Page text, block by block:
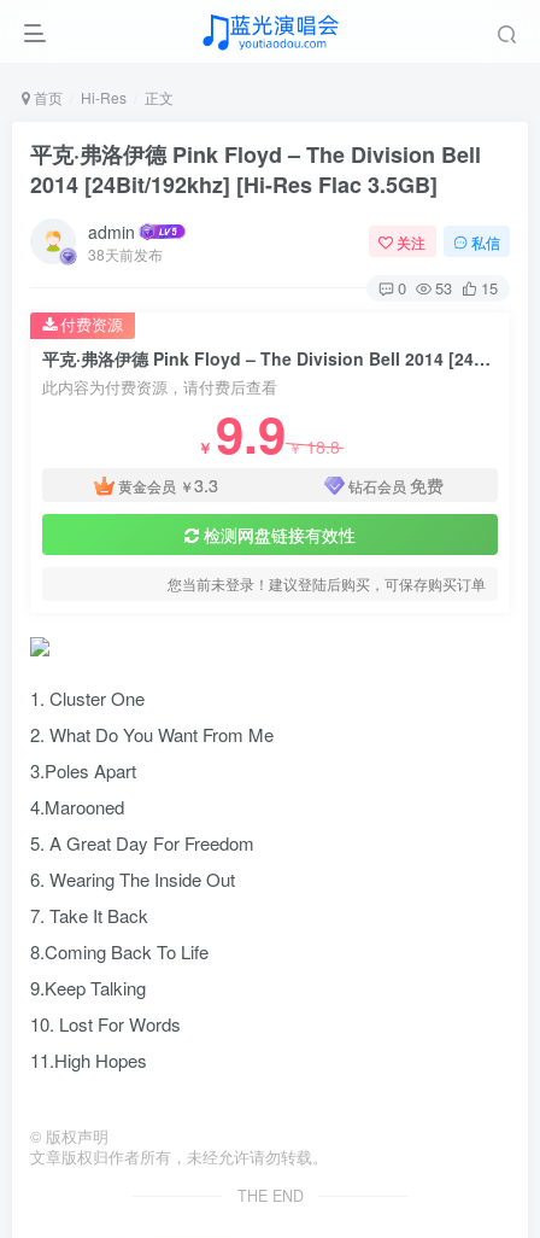
首页 Hi-Res 正文
平克·弗洛伊德 Pink Floyd – The Division Bell
2014 [24Bit/192khz] [Hi-Res Flac 3.5GB]
admin
38天前发布
关注 私信
0 53 15
平克·弗洛伊德 Pink Floyd – The Division Bell 2014 [24Bit/192khz] [Hi-Res Flac 3.5GB]
此内容为付费资源，请付费后查看
￥ 9.9￥18.8
黄金会员 ￥3.3 钻石会员 免费
检测网盘链接有效性
您当前未登录！建议登陆后购买，可保存购买订单
付费资源
1. Cluster One
2. What Do You Want From Me
3.Poles Apart
4.Marooned
5. A Great Day For Freedom
6. Wearing The Inside Out
7. Take It Back
8.Coming Back To Life
9.Keep Talking
10. Lost For Words
11.High Hopes
© 版权声明
文章版权归作者所有，未经允许请勿转载。
THE END